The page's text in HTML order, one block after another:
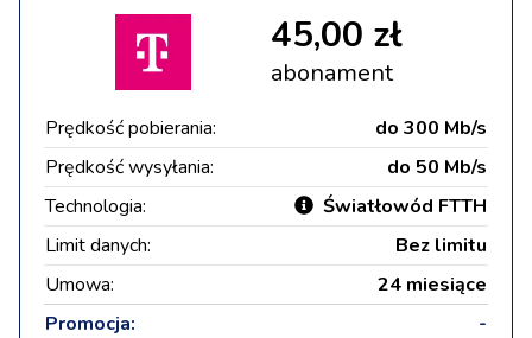
45,00 zł
abonament
Prędkość pobierania:
do 300 Mb/s
Prędkość wysyłania:
do 50 Mb/s
Technologia:
Światłowód FTTH
Limit danych:
Bez limitu
Umowa:
24 miesiące
Promocja:
-